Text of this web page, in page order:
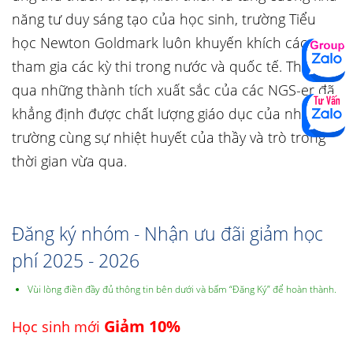
năng tư duy sáng tạo của học sinh, trường Tiểu
học Newton Goldmark luôn khuyến khích các con
tham gia các kỳ thi trong nước và quốc tế. Thông
qua những thành tích xuất sắc của các NGS-er đã
khẳng định được chất lượng giáo dục của nhà
trường cùng sự nhiệt huyết của thầy và trò trong
thời gian vừa qua.
Đăng ký nhóm - Nhận ưu đãi giảm học
phí 2025 - 2026
Vùi lòng điền đầy đủ thông tin bên dưới và bấm “Đăng Ký” để hoàn thành.
Học sinh mới Giảm 10%